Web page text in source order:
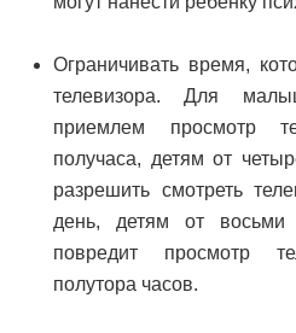
Ограничивать время,
телевизора. Для
приемлем просмотр
получаса, детям от
разрешить смотреть
день, детям от
повредит просмотр
полутора часов.